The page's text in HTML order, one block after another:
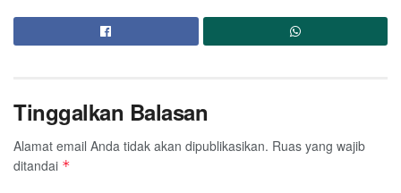
Tinggalkan Balasan
Alamat email Anda tidak akan dipublikasikan. Ruas yang wajib
ditandai *